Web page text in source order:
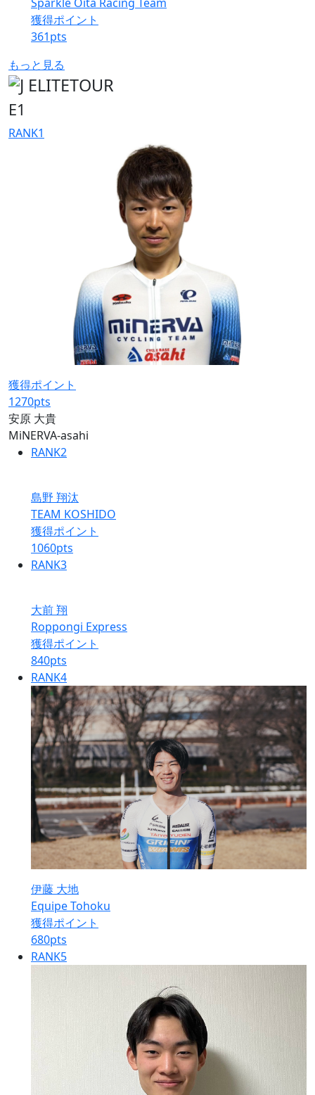
獲得ポイント
361pts
もっと見る
E1
RANK1
獲得ポイント
1270pts
安原 大貴
MiNERVA-asahi
RANK2
島野 翔汰
TEAM KOSHIDO
獲得ポイント
1060pts
RANK3
大前 翔
Roppongi Express
獲得ポイント
840pts
RANK4
伊藤 大地
Equipe Tohoku
獲得ポイント
680pts
RANK5